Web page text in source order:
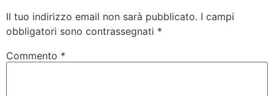
Il tuo indirizzo email non sarà pubblicato. I campi
obbligatori sono contrassegnati *
Commento *